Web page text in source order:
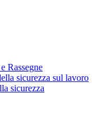
Rassegne
sicurezza sul lavoro
sicurezza